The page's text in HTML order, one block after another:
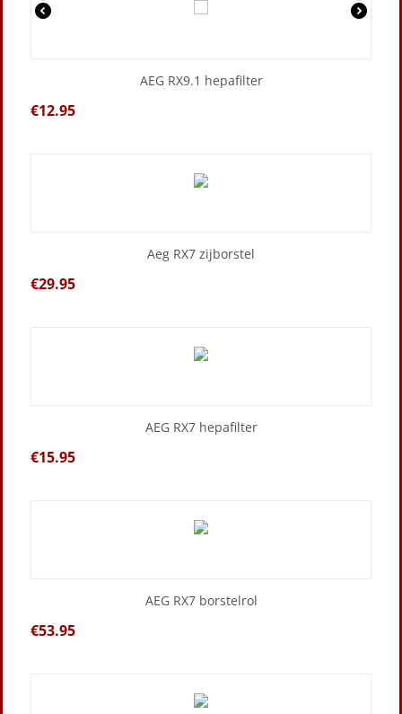
AEG RX9.1 hepafilter
€12.95
Aeg RX7 zijborstel
€29.95
AEG RX7 hepafilter
€15.95
AEG RX7 borstelrol
€53.95